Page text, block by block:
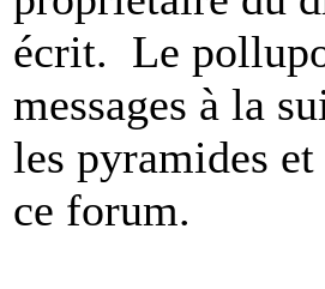
écrit. Le
messages à la
les pyramides
ce forum.